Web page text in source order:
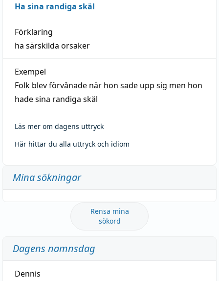
Ha sina randiga skäl
Förklaring
ha särskilda orsaker
Exempel
Folk blev förvånade när hon sade upp sig men hon
hade sina randiga skäl
Läs mer om dagens uttryck
Här hittar du alla uttryck och idiom
Mina sökningar
Rensa mina
sökord
Dagens namnsdag
Dennis